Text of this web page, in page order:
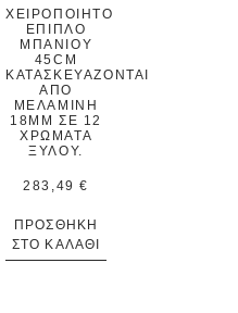
ΧΕΙΡΟΠΟΊΗΤΟ
ΈΠΙΠΛΟ
ΜΠΆΝΙΟΥ
45CM
ΚΑΤΑΣΚΕΥΆΖΟΝΤΑΙ
ΑΠΌ
ΜΕΛΑΜΊΝΗ
18MM ΣΕ 12
ΧΡΏΜΑΤΑ
ΞΎΛΟΥ.
283,49€
ΠΡΟΣΘΉΚΗ
ΣΤΟ ΚΑΛΆΘΙ